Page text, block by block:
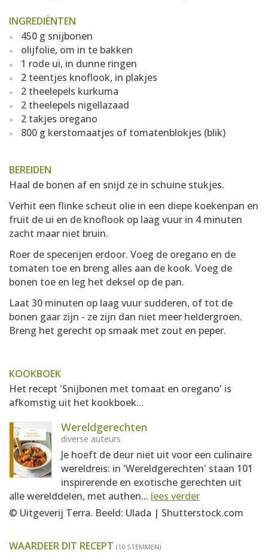
INGREDIËNTEN
450 g snijbonen
olijfolie, om in te bakken
1 rode ui, in dunne ringen
2 teentjes knoflook, in plakjes
2 theelepels kurkuma
2 theelepels nigellazaad
2 takjes oregano
800 g kerstomaatjes of tomatenblokjes (blik)
BEREIDEN
Haal de bonen af en snijd ze in schuine stukjes.
Verhit een flinke scheut olie in een diepe koekenpan en
fruit de ui en de knoflook op laag vuur in 4 minuten
zacht maar niet bruin.
Roer de specerijen erdoor. Voeg de oregano en de
tomaten toe en breng alles aan de kook. Voeg de
bonen toe en leg het deksel op de pan.
Laat 30 minuten op laag vuur sudderen, of tot de
bonen gaar zijn - ze zijn dan niet meer heldergroen.
Breng het gerecht op smaak met zout en peper.
KOOKBOEK
Het recept 'Snijbonen met tomaat en oregano' is
afkomstig uit het kookboek...
Wereldgerechten
diverse auteurs
Je hoeft de deur niet uit voor een culinaire
wereldreis: in 'Wereldgerechten' staan 101
inspirerende en exotische gerechten uit
alle werelddelen, met authen... lees verder
© Uitgeverij Terra. Beeld: Ulada | Shutterstock.com
WAARDEER DIT RECEPT (10 STEMMEN)